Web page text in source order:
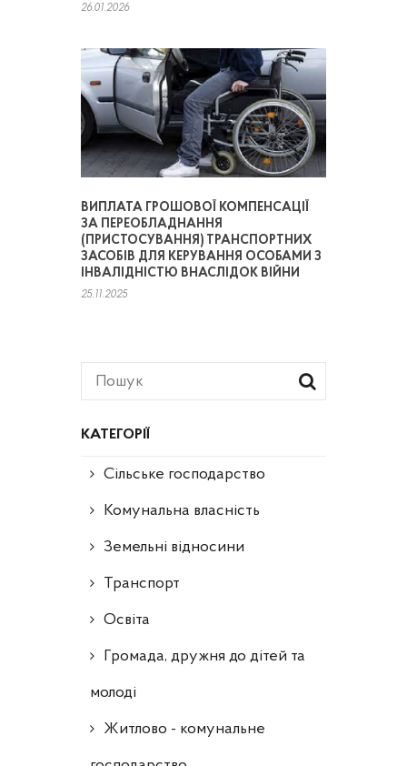
КАТЕГОРІЇ
Сільське господарство
Комунальна власність
Земельні відносини
Транспорт
Освіта
Громада, дружня до дітей та
молоді
Житлово - комунальне
26.01.2026
ВИПЛАТА ГРОШОВОЇ КОМПЕНСАЦІЇ
ЗА ПЕРЕОБЛАДНАННЯ
(ПРИСТОСУВАННЯ) ТРАНСПОРТНИХ
ЗАСОБІВ ДЛЯ КЕРУВАННЯ ОСОБАМИ З
ІНВАЛІДНІСТЮ ВНАСЛІДОК ВІЙНИ
25.11.2025